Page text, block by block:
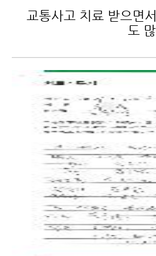
교통사고 치료 받으면
도